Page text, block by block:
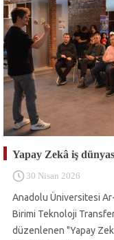
Yapay Zekâ iş
30 Nisan 2026
Anadolu Üniversitesi
Birimi Teknoloji
düzenlenen "Yapay